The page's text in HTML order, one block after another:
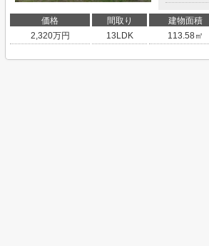
価格 間取り 建物面積
2,320万円 13LDK 113.58㎡